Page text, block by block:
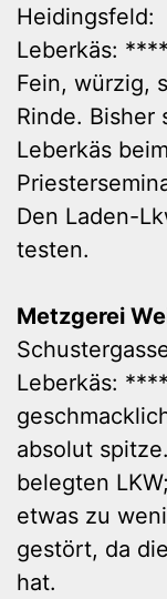
Heidingsfeld:
Leberkäs: ****
Fein, würzig,
Rinde. Bisher
Leberkäs
Den Laden-
testen.
Metzgerei
Leberkäs: ****
absolut
belegten
etwas zu
gestört, da
hat.